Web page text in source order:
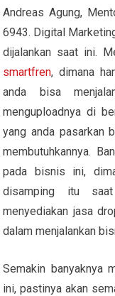
Andreas Agung,
6943. Digital
dijalankan saat ini.
smartfren, dimana
anda bisa
menguploadnya di
yang anda pasarkan
membutuhkannya.
pada bisnis ini,
disamping itu
menyediakan jasa
dalam menjalankan
Semakin banyaknya
ini, pastinya akan